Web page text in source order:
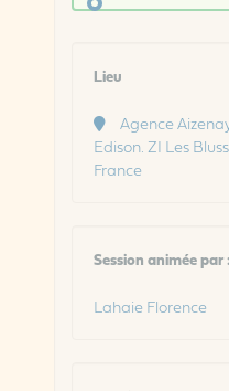
Lieu
Edison. ZI Les
France
Session animée par :
Lahaie Florence